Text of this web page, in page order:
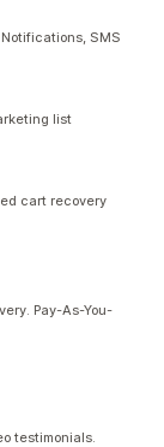
SMS
list
cart recovery
Pay-As-You-
testimonials.